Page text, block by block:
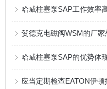
哈威柱塞泵SAP工作效率
哈威柱塞泵SAP的优势体
应当定期检查EATON伊